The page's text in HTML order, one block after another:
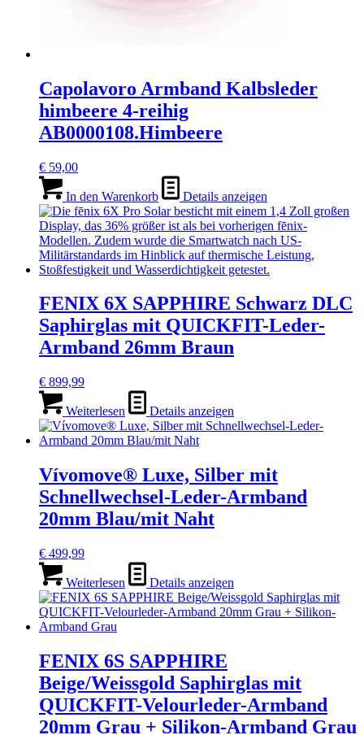
Capolavoro Armband Kalbsleder
himbeere 4-reihig
AB0000108.Himbeere
€ 59,00
In den Warenkorb Details anzeigen
FENIX 6X SAPPHIRE Schwarz DLC
Saphirglas mit QUICKFIT-Leder-
Armband 26mm Braun
€ 899,99
Weiterlesen Details anzeigen
Vívomove® Luxe, Silber mit
Schnellwechsel-Leder-Armband
20mm Blau/mit Naht
€ 499,99
Weiterlesen Details anzeigen
FENIX 6S SAPPHIRE
Beige/Weissgold Saphirglas mit
QUICKFIT-Velourleder-Armband
20mm Grau + Silikon-Armband Grau